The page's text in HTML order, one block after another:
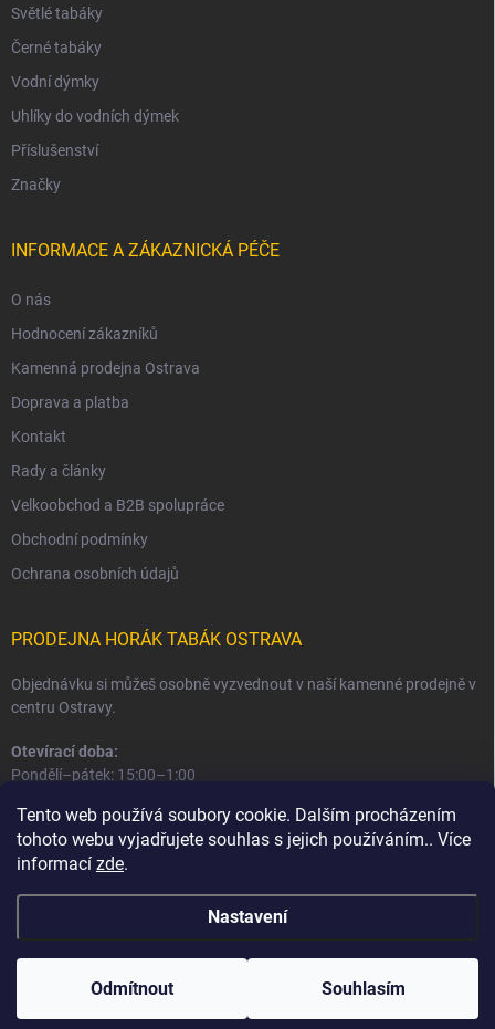
Tento web používá soubory cookie. Dalším procházením
tohoto webu vyjadřujete souhlas s jejich používáním.. Více
informací zde.
Nastavení
Odmítnout Souhlasím
Světlé tabáky
Černé tabáky
Vodní dýmky
Uhlíky do vodních dýmek
Příslušenství
Značky
INFORMACE A ZÁKAZNICKÁ PÉČE
O nás
Hodnocení zákazníků
Kamenná prodejna Ostrava
Doprava a platba
Kontakt
Rady a články
Velkoobchod a B2B spolupráce
Obchodní podmínky
Ochrana osobních údajů
PRODEJNA HORÁK TABÁK OSTRAVA
Objednávku si můžeš osobně vyzvednout v naší kamenné prodejně v
centru Ostravy.
Otevírací doba:
Pondělí–pátek: 15:00–1:00
Informace o prodejně a osobním odběru
Copyright 2026Horák Tabák. Všechna práva vyhrazena.